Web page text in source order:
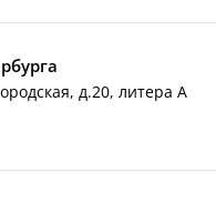
д.20, литера А